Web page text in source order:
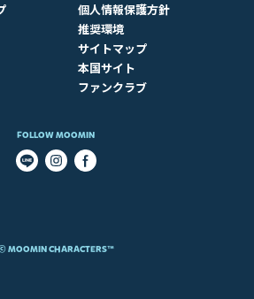
個人情報保護方針
推奨環境
サイトマップ
本国サイト
ファンクラブ
FOLLOW MOOMIN
MOOMIN CHARACTERS™​